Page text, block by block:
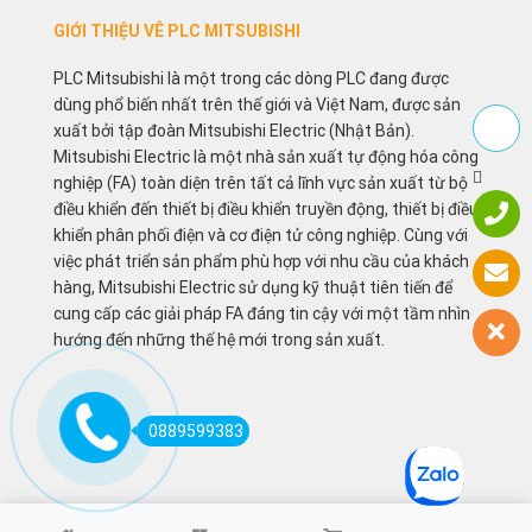
GIỚI THIỆU VÊ PLC MITSUBISHI
PLC Mitsubishi là một trong các dòng PLC đang được
dùng phổ biến nhất trên thế giới và Việt Nam, được sản
xuất bởi tập đoàn Mitsubishi Electric (Nhật Bản).
Mitsubishi Electric là một nhà sản xuất tự động hóa công
nghiệp (FA) toàn diện trên tất cả lĩnh vực sản xuất từ bộ
điều khiển đến thiết bị điều khiển truyền động, thiết bị điều
khiển phân phối điện và cơ điện tử công nghiệp. Cùng với
việc phát triển sản phẩm phù hợp với nhu cầu của khách
hàng, Mitsubishi Electric sử dụng kỹ thuật tiên tiến để
cung cấp các giải pháp FA đáng tin cậy với một tầm nhìn
hướng đến những thế hệ mới trong sản xuất.
0889599383